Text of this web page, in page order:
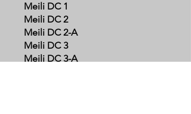
Meili DC 1
Meili DC 2
Meili DC 2-A
Meili DC 3
Meili DC 3-A